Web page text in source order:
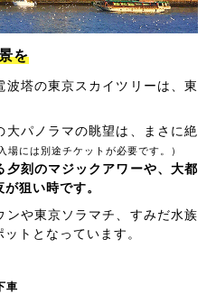
を
塔の東京スカイツリーは、東
大パノラマの眺望は、まさに絶
場には別途チケットが必要です。）
夕刻のマジックアワーや、大都
狙い時です。
ンや東京ソラマチ、すみだ水族
トとなっています。
車